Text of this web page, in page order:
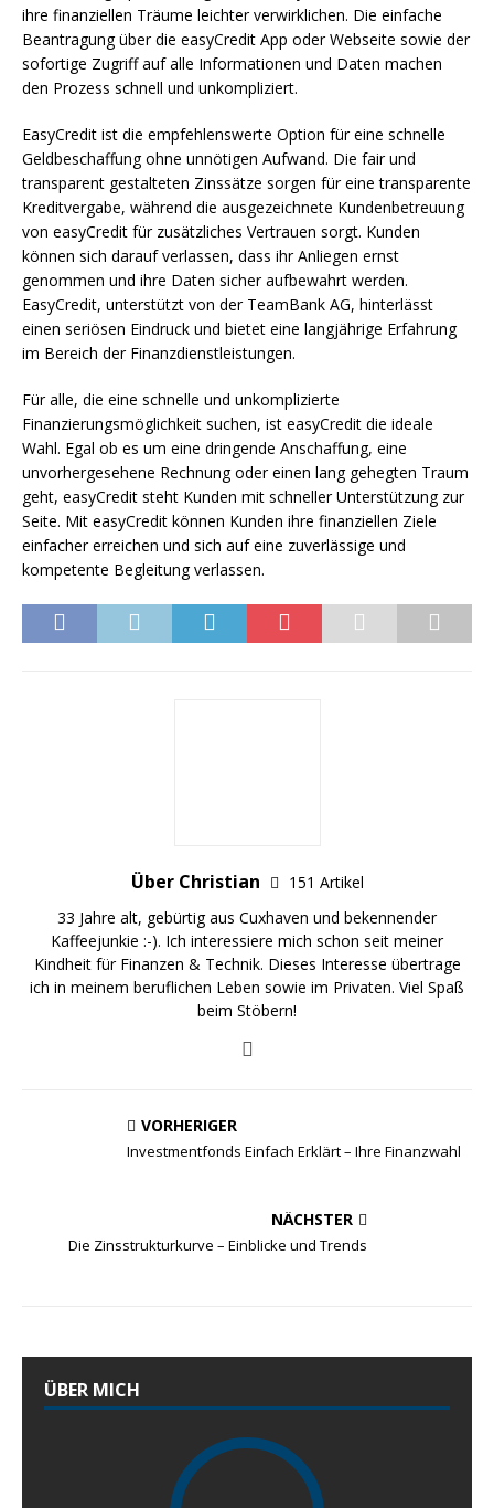
ihre finanziellen Träume leichter verwirklichen. Die einfache
Beantragung über die easyCredit App oder Webseite sowie der
sofortige Zugriff auf alle Informationen und Daten machen
den Prozess schnell und unkompliziert.
EasyCredit ist die empfehlenswerte Option für eine schnelle
Geldbeschaffung ohne unnötigen Aufwand. Die fair und
transparent gestalteten Zinssätze sorgen für eine transparente
Kreditvergabe, während die ausgezeichnete Kundenbetreuung
von easyCredit für zusätzliches Vertrauen sorgt. Kunden
können sich darauf verlassen, dass ihr Anliegen ernst
genommen und ihre Daten sicher aufbewahrt werden.
EasyCredit, unterstützt von der TeamBank AG, hinterlässt
einen seriösen Eindruck und bietet eine langjährige Erfahrung
im Bereich der Finanzdienstleistungen.
Für alle, die eine schnelle und unkomplizierte
Finanzierungsmöglichkeit suchen, ist easyCredit die ideale
Wahl. Egal ob es um eine dringende Anschaffung, eine
unvorhergesehene Rechnung oder einen lang gehegten Traum
geht, easyCredit steht Kunden mit schneller Unterstützung zur
Seite. Mit easyCredit können Kunden ihre finanziellen Ziele
einfacher erreichen und sich auf eine zuverlässige und
kompetente Begleitung verlassen.
Über Christian
151 Artikel
33 Jahre alt, gebürtig aus Cuxhaven und bekennender
Kaffeejunkie :-). Ich interessiere mich schon seit meiner
Kindheit für Finanzen & Technik. Dieses Interesse übertrage
ich in meinem beruflichen Leben sowie im Privaten. Viel Spaß
beim Stöbern!
VORHERIGER
Investmentfonds Einfach Erklärt – Ihre Finanzwahl
NÄCHSTER
Die Zinsstrukturkurve – Einblicke und Trends
ÜBER MICH